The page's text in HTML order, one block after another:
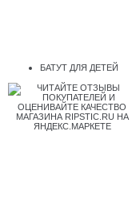
БАТУТ ДЛЯ ДЕТЕЙ